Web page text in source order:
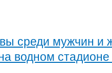
среди мужчин и
водном